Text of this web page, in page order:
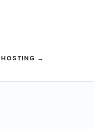
HOSTING →